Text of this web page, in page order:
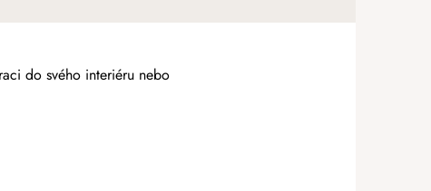
do svého interiéru nebo